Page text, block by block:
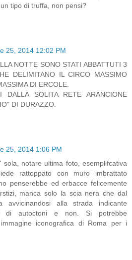
tipo di truffa, non pensi?
25, 2014 12:02 PM
NOTTE SONO STATI ABBATTUTI 3
DELIMITANO IL CIRCO MASSIMO
DI ERCOLE.
DALLA SOLITA RETE ARANCIONE
DI DURAZZO.
25, 2014 1:06 PM
sola, notare ultima foto, esemplifcativa
rattoppato con muro imbrattato
penserebbe ed erbacce felicemente
manca solo la scia nera che dal
avvicinandosi alla strada indicante
di autoctoni e non. Si potrebbe
iconografica di Roma per i